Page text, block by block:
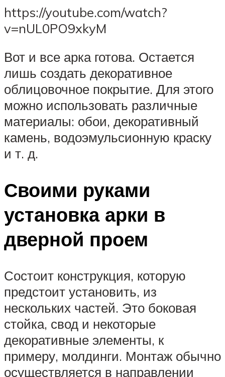
https://youtube.com/watch?
v=nUL0PO9xkyM
Вот и все арка готова. Остается
лишь создать декоративное
облицовочное покрытие. Для этого
можно использовать различные
материалы: обои, декоративный
камень, водоэмульсионную краску
и т. д.
Своими руками
установка арки в
дверной проем
Состоит конструкция, которую
предстоит установить, из
нескольких частей. Это боковая
стойка, свод и некоторые
декоративные элементы, к
примеру, молдинги. Монтаж обычно
осуществляется в направлении